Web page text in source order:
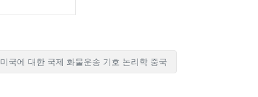
미국에 대한 국제 화물운송 기호 논리학 중국